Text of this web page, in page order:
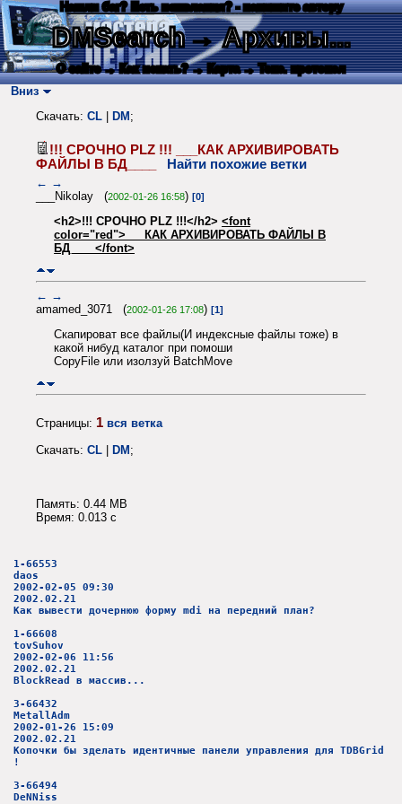
Нашли баг? Есть пожелания? - напишите автору
DMSearch→ Архивы...
О сайте → Как искать? → Карта → Текс. протокол
Вниз
Скачать: CL DM ;
!!! СРОЧНО PLZ !!! ___КАК АРХИВИРОВАТЬ
ФАЙЛЫ В БД____
Найти похожие ветки
← →
___Nikolay (2002-01-26 16:58) [0]
<h2>!!! СРОЧНО PLZ !!!</h2> <font
color="red">___КАК АРХИВИРОВАТЬ ФАЙЛЫ В
БД____</font>
← →
amamed_3071 (2002-01-26 17:08) [1]
Скапироват все файлы(И индексные файлы тоже) в
какой нибуд каталог при помоши
CopyFile или изолзуй BatchMove
Страницы: 1 вся ветка
Скачать: CL DM ;
Память: 0.44 MB
Время: 0.013 c
1-66553
daos
2002-02-05 09:30
2002.02.21
Как вывести дочернюю форму mdi на передний план?
1-66608
tovSuhov
2002-02-06 11:56
2002.02.21
BlockRead в массив...
3-66432
MetallAdm
2002-01-26 15:09
2002.02.21
Копочки бы зделать идентичные панели управления для TDBGrid
!
3-66494
DeNNiss